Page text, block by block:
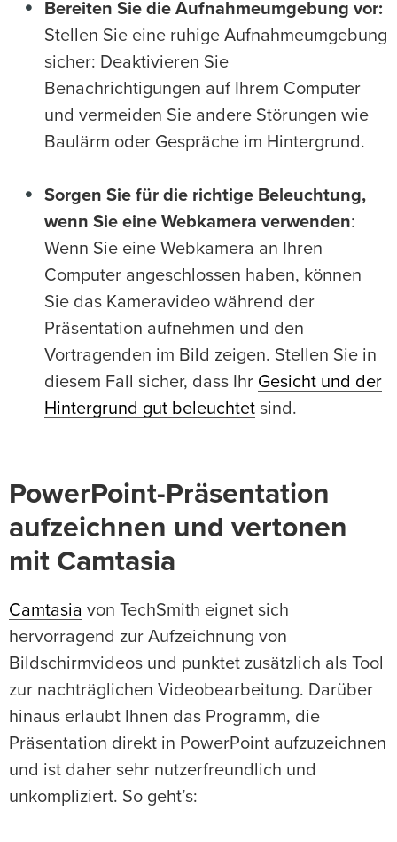
Bereiten Sie die Aufnahmeumgebung vor:
Stellen Sie eine ruhige Aufnahmeumgebung
sicher: Deaktivieren Sie
Benachrichtigungen auf Ihrem Computer
und vermeiden Sie andere Störungen wie
Baulärm oder Gespräche im Hintergrund.
Sorgen Sie für die richtige Beleuchtung,
wenn Sie eine Webkamera verwenden:
Wenn Sie eine Webkamera an Ihren
Computer angeschlossen haben, können
Sie das Kameravideo während der
Präsentation aufnehmen und den
Vortragenden im Bild zeigen. Stellen Sie in
diesem Fall sicher, dass Ihr Gesicht und der
Hintergrund gut beleuchtet sind.
PowerPoint-Präsentation
aufzeichnen und vertonen
mit Camtasia
Camtasia von TechSmith eignet sich
hervorragend zur Aufzeichnung von
Bildschirmvideos und punktet zusätzlich als Tool
zur nachträglichen Videobearbeitung. Darüber
hinaus erlaubt Ihnen das Programm, die
Präsentation direkt in PowerPoint aufzuzeichnen
und ist daher sehr nutzerfreundlich und
unkompliziert. So geht’s: